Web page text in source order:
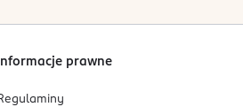
Informacje prawne